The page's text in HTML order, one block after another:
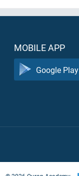
MOBILE APP
Google Play